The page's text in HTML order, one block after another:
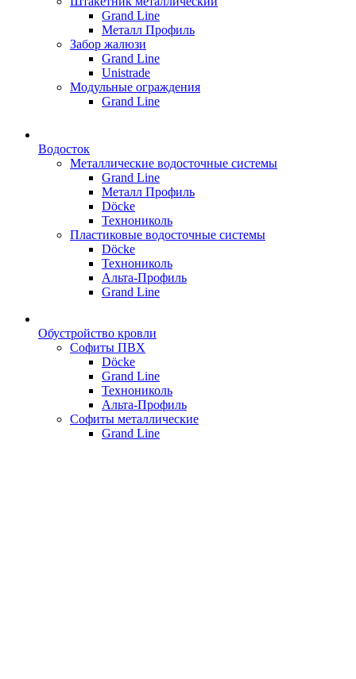
Grand Line
Металл Профиль
Забор жалюзи
Grand Line
Unistrade
Модульные ограждения
Grand Line
Водосток
Металлические водосточные системы
Grand Line
Металл Профиль
Döсkе
Технониколь
Пластиковые водосточные системы
Döcke
Технониколь
Альта-Профиль
Grand Line
Обустройство кровли
Софиты ПВХ
Döcke
Grand Line
Технониколь
Альта-Профиль
Софиты металлические
Grand Line